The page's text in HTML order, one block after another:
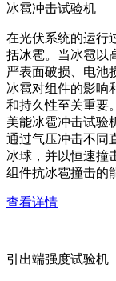
冰雹冲击试验机
在光伏系统的运行
括冰雹。当冰雹以
严表面破损、电池
冰雹对组件的影响
和持久性至关重要。
美能冰雹冲击试验
通过气压冲击不同
冰球，并以恒速撞
组件抗冰雹撞击的
查看详情
引出端强度试验机